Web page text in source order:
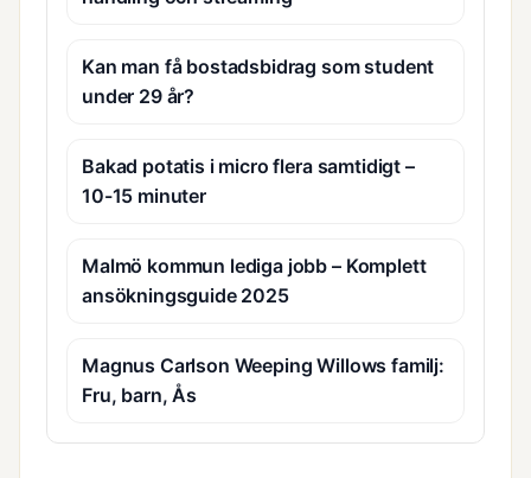
Kan man få bostadsbidrag som student
under 29 år?
Bakad potatis i micro flera samtidigt –
10-15 minuter
Malmö kommun lediga jobb – Komplett
ansökningsguide 2025
Magnus Carlson Weeping Willows familj:
Fru, barn, Ås